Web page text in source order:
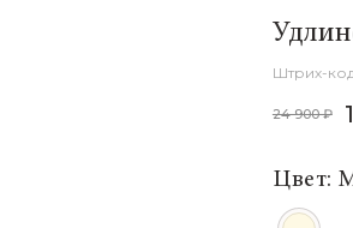
24 900 ₽
Цвет: